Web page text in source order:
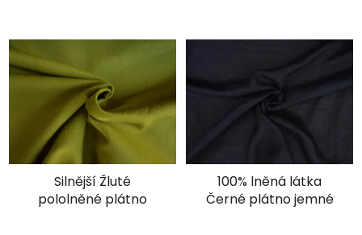
Silnější Žluté
pololněné plátno
100% lněná látka
Černé plátno jemné